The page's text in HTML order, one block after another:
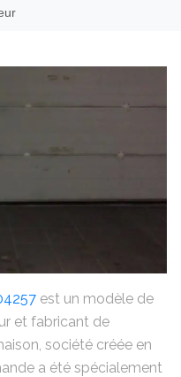
est un modèle de
et fabricant de
société créée en
a été spécialement